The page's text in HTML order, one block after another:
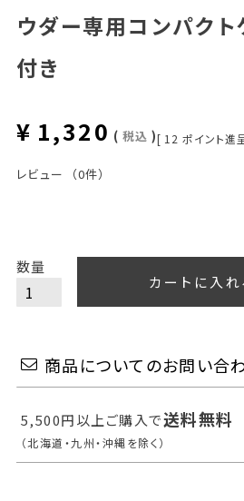
ウダー専用コンパクト
付き
¥ 1,320 税込 [ 12 ポイント進
レビュー （0件）
カートに入れ
商品についてのお問い合
5,500円以上ご購入で送料無料
（北海道・九州・沖縄を除く）